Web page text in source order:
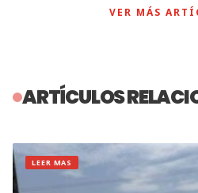
VER MÁS
ARTÍCULOS
LEER MAS